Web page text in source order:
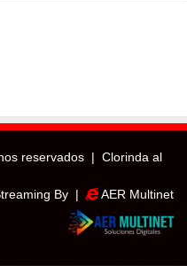
reservados | Clorinda al
By |
AER Multinet